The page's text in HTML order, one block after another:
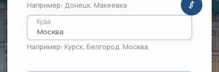
Например: Донецк, Макеевка
Куда
Например: Курск, Белгород, Москва